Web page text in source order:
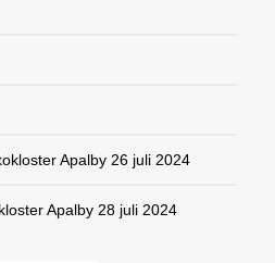
Apalby 26 juli 2024
Apalby 28 juli 2024